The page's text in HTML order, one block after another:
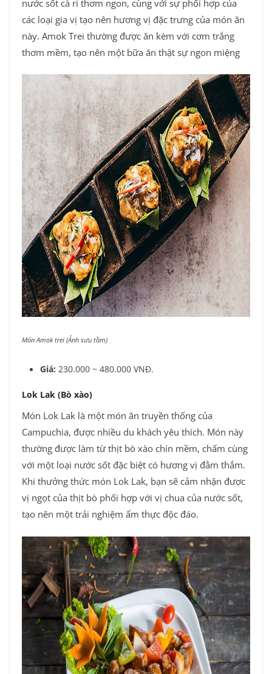
nước sốt cà ri thơm ngon, cùng với sự phối hợp của
các loại gia vị tạo nên hương vị đặc trưng của món ăn
này. Amok Trei thường được ăn kèm với cơm trắng
thơm mềm, tạo nên một bữa ăn thật sự ngon miệng
Món Amok trei (Ảnh sưu tầm)
Giá: 230.000 ~ 480.000 VNĐ.
Lok Lak (Bò xào)
Món Lok Lak là một món ăn truyền thống của
Campuchia, được nhiều du khách yêu thích. Món này
thường được làm từ thịt bò xào chín mềm, chấm cùng
với một loại nước sốt đặc biệt có hương vị đằm thắm.
Khi thưởng thức món Lok Lak, bạn sẽ cảm nhận được
vị ngọt của thịt bò phối hợp với vị chua của nước sốt,
tạo nên một trải nghiệm ẩm thực độc đáo.